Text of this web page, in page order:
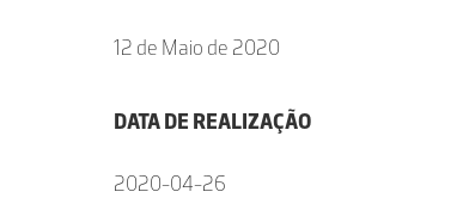
12 de Maio de 2020
DATA DE REALIZAÇÃO
2020-04-26